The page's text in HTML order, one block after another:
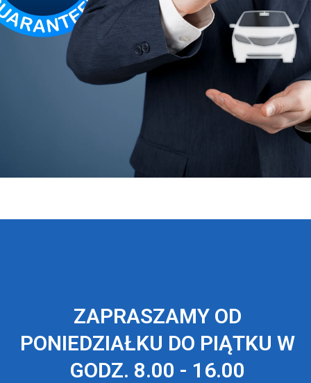
ZAPRASZAMY OD
PONIEDZIAŁKU DO PIĄTKU W
GODZ. 8.00 - 16.00